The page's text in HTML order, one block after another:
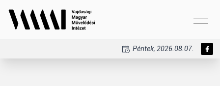
Péntek, 2026.08.07.